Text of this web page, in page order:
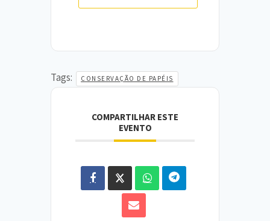
Tags: CONSERVAÇÃO DE PAPÉIS
COMPARTILHAR ESTE
EVENTO